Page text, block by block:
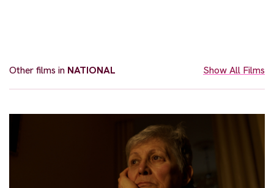
Other films in NATIONAL Show All Films